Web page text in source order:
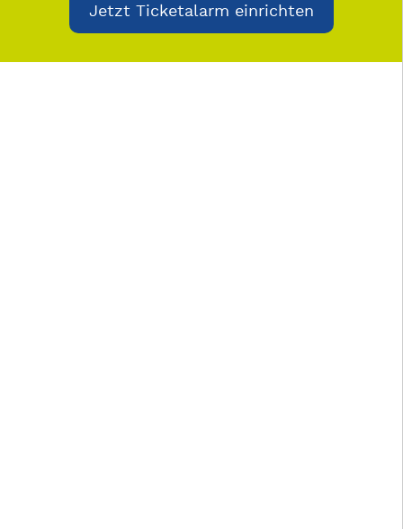
Jetzt Ticketalarm einrichten